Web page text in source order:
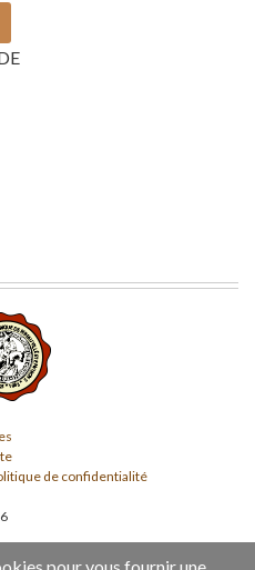
de confidentialité